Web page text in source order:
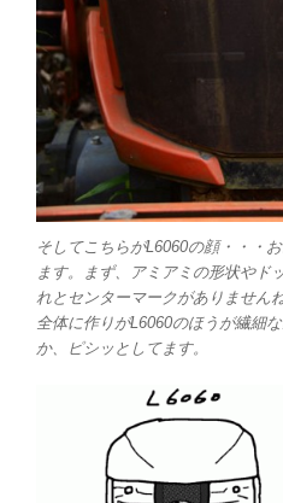
そしてこちらがL6060の顔・・・
ます。まず、アミアミの形状や
れとセンターマークがありません
全体に作りがL6060のほうが繊細
か、ピシッとしてます。